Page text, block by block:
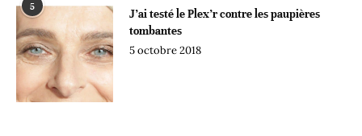
5
J’ai testé le Plex’r contre les paupières
tombantes
5 octobre 2018